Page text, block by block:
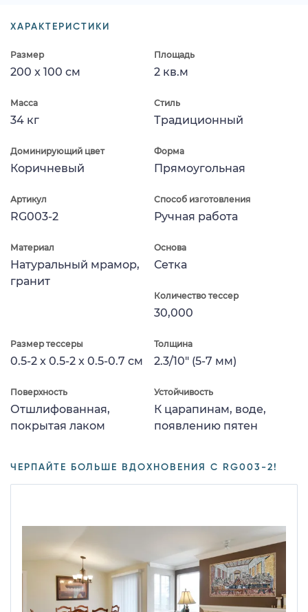
ХАРАКТЕРИСТИКИ
Размер
200 x 100 см
Площадь
2 кв.м
Масса
34 кг
Стиль
Традиционный
Доминирующий цвет
Коричневый
Форма
Прямоугольная
Артикул
RG003-2
Способ изготовления
Ручная работа
Материал
Натуральный мрамор,
гранит
Основа
Сетка
Количество тессер
30,000
Размер тессеры
0.5-2 x 0.5-2 x 0.5-0.7 см
Толщина
2.3/10" (5-7 мм)
Поверхность
Отшлифованная,
покрытая лаком
Устойчивость
К царапинам, воде,
появлению пятен
ЧЕРПАЙТЕ БОЛЬШЕ ВДОХНОВЕНИЯ С RG003-2!